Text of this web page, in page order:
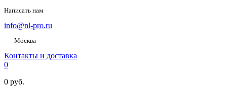
Написать нам
info@nl-pro.ru
Москва
Контакты и доставка
0
0 руб.